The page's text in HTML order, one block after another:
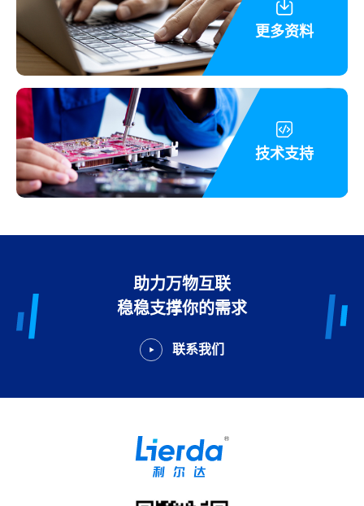
更多资料
技术支持
助力万物互联
稳稳支撑你的需求
联系我们